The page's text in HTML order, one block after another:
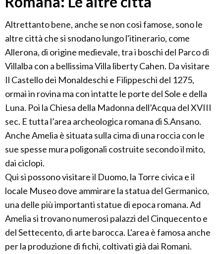
Altrettanto bene, anche se non così famose, sono le
altre città che si snodano lungo l'itinerario, come
Allerona, di origine medievale, tra i boschi del Parco di
Villalba con a bellissima Villa liberty Cahen. Da visitare
Il Castello dei Monaldeschi e Filippeschi del 1275,
ormai in rovina ma con intatte le porte del Sole e della
Luna. Poi la Chiesa della Madonna dell’Acqua del XVIII
sec. E tutta l’area archeologica romana di S.Ansano.
Anche Amelia è situata sulla cima di una roccia con le
sue spesse mura poligonali costruite secondo il mito,
dai ciclopi.
Qui si possono visitare il Duomo, la Torre civica e il
locale Museo dove ammirare la statua del Germanico,
una delle più importanti statue di epoca romana. Ad
Amelia si trovano numerosi palazzi del Cinquecento e
del Settecento, di arte barocca. L'area è famosa anche
per la produzione di fichi, coltivati già dai Romani.